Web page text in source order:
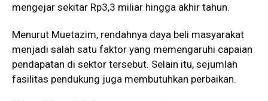
mengejar sekitar Rp3,3 miliar hingga akhir tahun.
Menurut Muetazim, rendahnya daya beli masyarakat
menjadi salah satu faktor yang memengaruhi capaian
pendapatan di sektor tersebut. Selain itu, sejumlah
fasilitas pendukung juga membutuhkan perbaikan.